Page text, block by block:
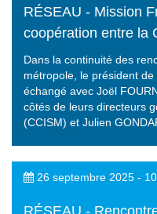
RÉSEAU - Mission
coopération entre la
Dans la continuité des
métropole, le président de
échangé avec Joël
côtés de leurs directeurs
(CCISM) et Julien
26 septembre 2025 -
RÉSEAU -